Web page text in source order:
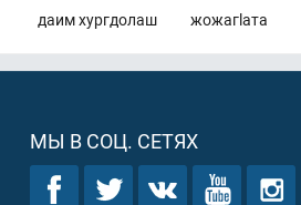
жожагlата
даим хургдолаш
МЫ В СОЦ. СЕТЯХ